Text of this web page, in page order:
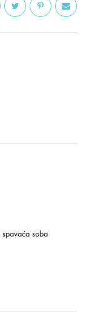
spavaća soba